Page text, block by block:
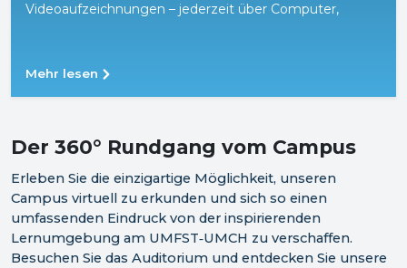
Videoaufzeichnungen – jederzeit über Computer,
für die Student Clubs oder ReachHigher-
Mehr lesen
Der 360° Rundgang vom Campus
Erleben Sie die einzigartige Möglichkeit, unseren
Campus virtuell zu erkunden und sich so einen
umfassenden Eindruck von der inspirierenden
Lernumgebung am UMFST‑UMCH zu verschaffen.
Besuchen Sie das Auditorium und entdecken Sie unsere